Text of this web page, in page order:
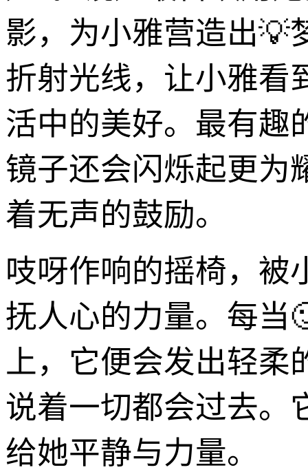
影，为小雅营造出💡
折射光线，让小雅看
活中的美好。最有趣
镜子还会闪烁起更为
着无声的鼓励。
吱呀作响的摇椅，被
抚人心的力量。每当
上，它便会发出轻柔
说着一切都会过去。
给她平静与力量。